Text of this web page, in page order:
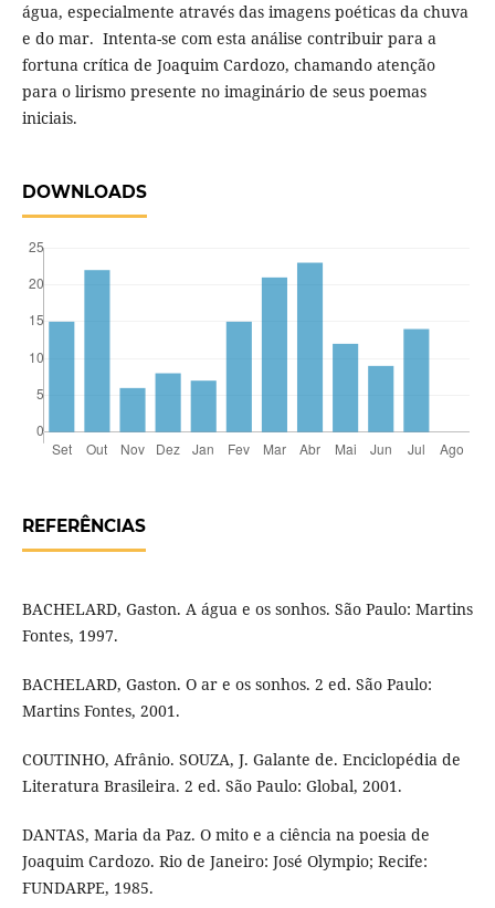
água, especialmente através das imagens poéticas da chuva
e do mar. Intenta-se com esta análise contribuir para a
fortuna crítica de Joaquim Cardozo, chamando atenção
para o lirismo presente no imaginário de seus poemas
iniciais.
DOWNLOADS
REFERÊNCIAS
BACHELARD, Gaston. A água e os sonhos. São Paulo: Martins
Fontes, 1997.
BACHELARD, Gaston. O ar e os sonhos. 2 ed. São Paulo:
Martins Fontes, 2001.
COUTINHO, Afrânio. SOUZA, J. Galante de. Enciclopédia de
Literatura Brasileira. 2 ed. São Paulo: Global, 2001.
DANTAS, Maria da Paz. O mito e a ciência na poesia de
Joaquim Cardozo. Rio de Janeiro: José Olympio; Recife:
FUNDARPE, 1985.